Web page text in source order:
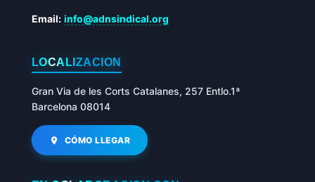
Email: info@adnsindical.org
LOCALIZACIÓN
Gran Via de les Corts Catalanes, 257 Entlo.1ª
Barcelona 08014
CÓMO LLEGAR